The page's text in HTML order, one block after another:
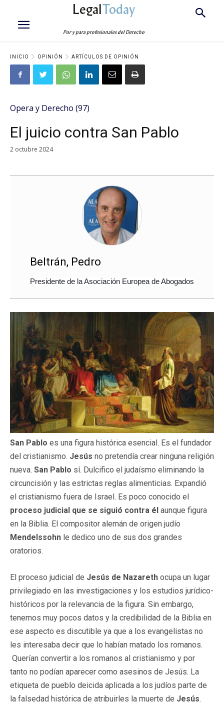
LegalToday
Por y para profesionales del Derecho
INICIO OPINIÓN ARTÍCULOS DE OPINIÓN
Opera y Derecho (97)
El juicio contra San Pablo
2 octubre 2024
Beltrán, Pedro
Presidente de la Asociación Europea de Abogados
San Pablo es una figura histórica esencial. Es el fundador
del cristianismo. Jesús no pretendía crear ninguna religión
nueva. San Pablo sí. Dulcifico el judaísmo eliminando la
circuncisión y las estrictas reglas alimenticias. Expandió
el cristianismo fuera de Israel. Es poco conocido el
proceso judicial que se siguió contra él aunque figura
en la Biblia. El compositor alemán de origen judío
Mendelssohn le dedico uno de sus dos grandes
oratorios.
El proceso judicial de Jesús de Nazareth ocupa un lugar
privilegiado en las investigaciones y los estudios jurídico-
históricos por la relevancia de la figura. Sin embargo,
tenemos muy pocos datos y la credibilidad de la Biblia en
ese aspecto es discutible ya que a los evangelistas no
les interesaba decir que lo habían matado los romanos.
Querían convertir a los romanos al cristianismo y por
tanto no podían aparecer como asesinos de Jesús. La
etiqueta de pueblo deicida aplicada a los judíos parte de
la falsedad histórica de atribuirles la muerte de Jesús.